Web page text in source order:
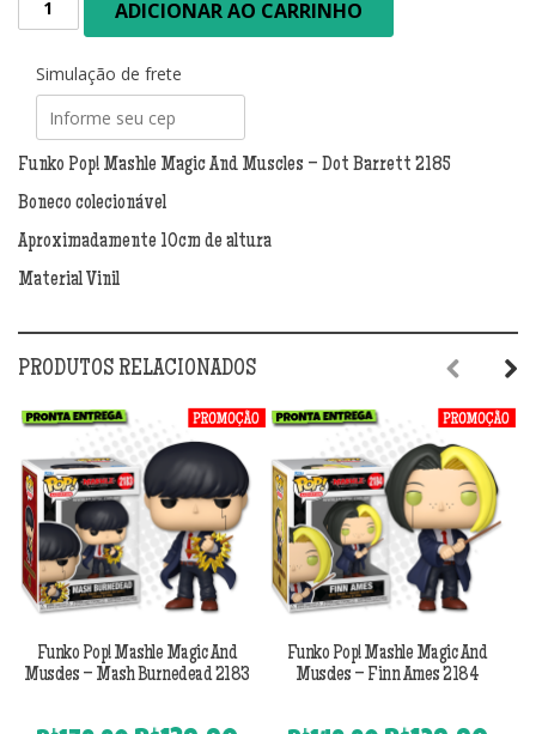
R$129,90.
Pop!
Magic
And
Muscles
-
Barrett
2185
quantidade
ADICIONAR AO CARRINHO
Simulação de frete
Funko Pop! Mashle Magic And Muscles – Dot Barrett 2185
Boneco colecionável
Aproximadamente 10cm de altura
Material Vinil
PRODUTOS RELACIONADOS
Funko Pop! Mashle Magic And
Muscles – Mash Burnedead 2183
Funko Pop! Mashle Magic And
Muscles – Finn Ames 2184
Previous
Next